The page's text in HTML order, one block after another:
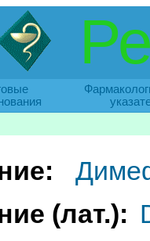
(лат.):